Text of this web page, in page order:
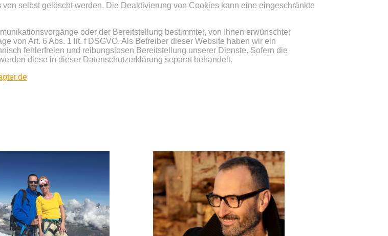
selbst gelöscht werden. Die Deaktivierung von Cookies kann eine eingeschränkte
oder der Bereitstellung bestimmter, von Ihnen erwünschter
von Art. 6 Abs. 1 lit. f DSGVO. Als Betreiber dieser Website haben wir ein
fehlerfreien und reibungslosen Bereitstellung unserer Dienste. Sofern die
diese in dieser Datenschutzerklärung separat behandelt.